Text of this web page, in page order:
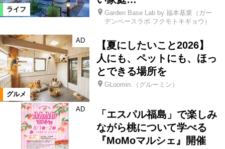
ライフ
Garden Base Lab by 福本基業（ガー
デンベースラボ フクモトキギョウ）
グルメ
AD
【夏にしたいこと2026】
人にも、ペットにも、ほっ
とできる場所を
GLoomin.（グルーミン）
AD
「エスパル福島」で楽しみ
ながら桃について学べる
『MoMoマルシェ』開催